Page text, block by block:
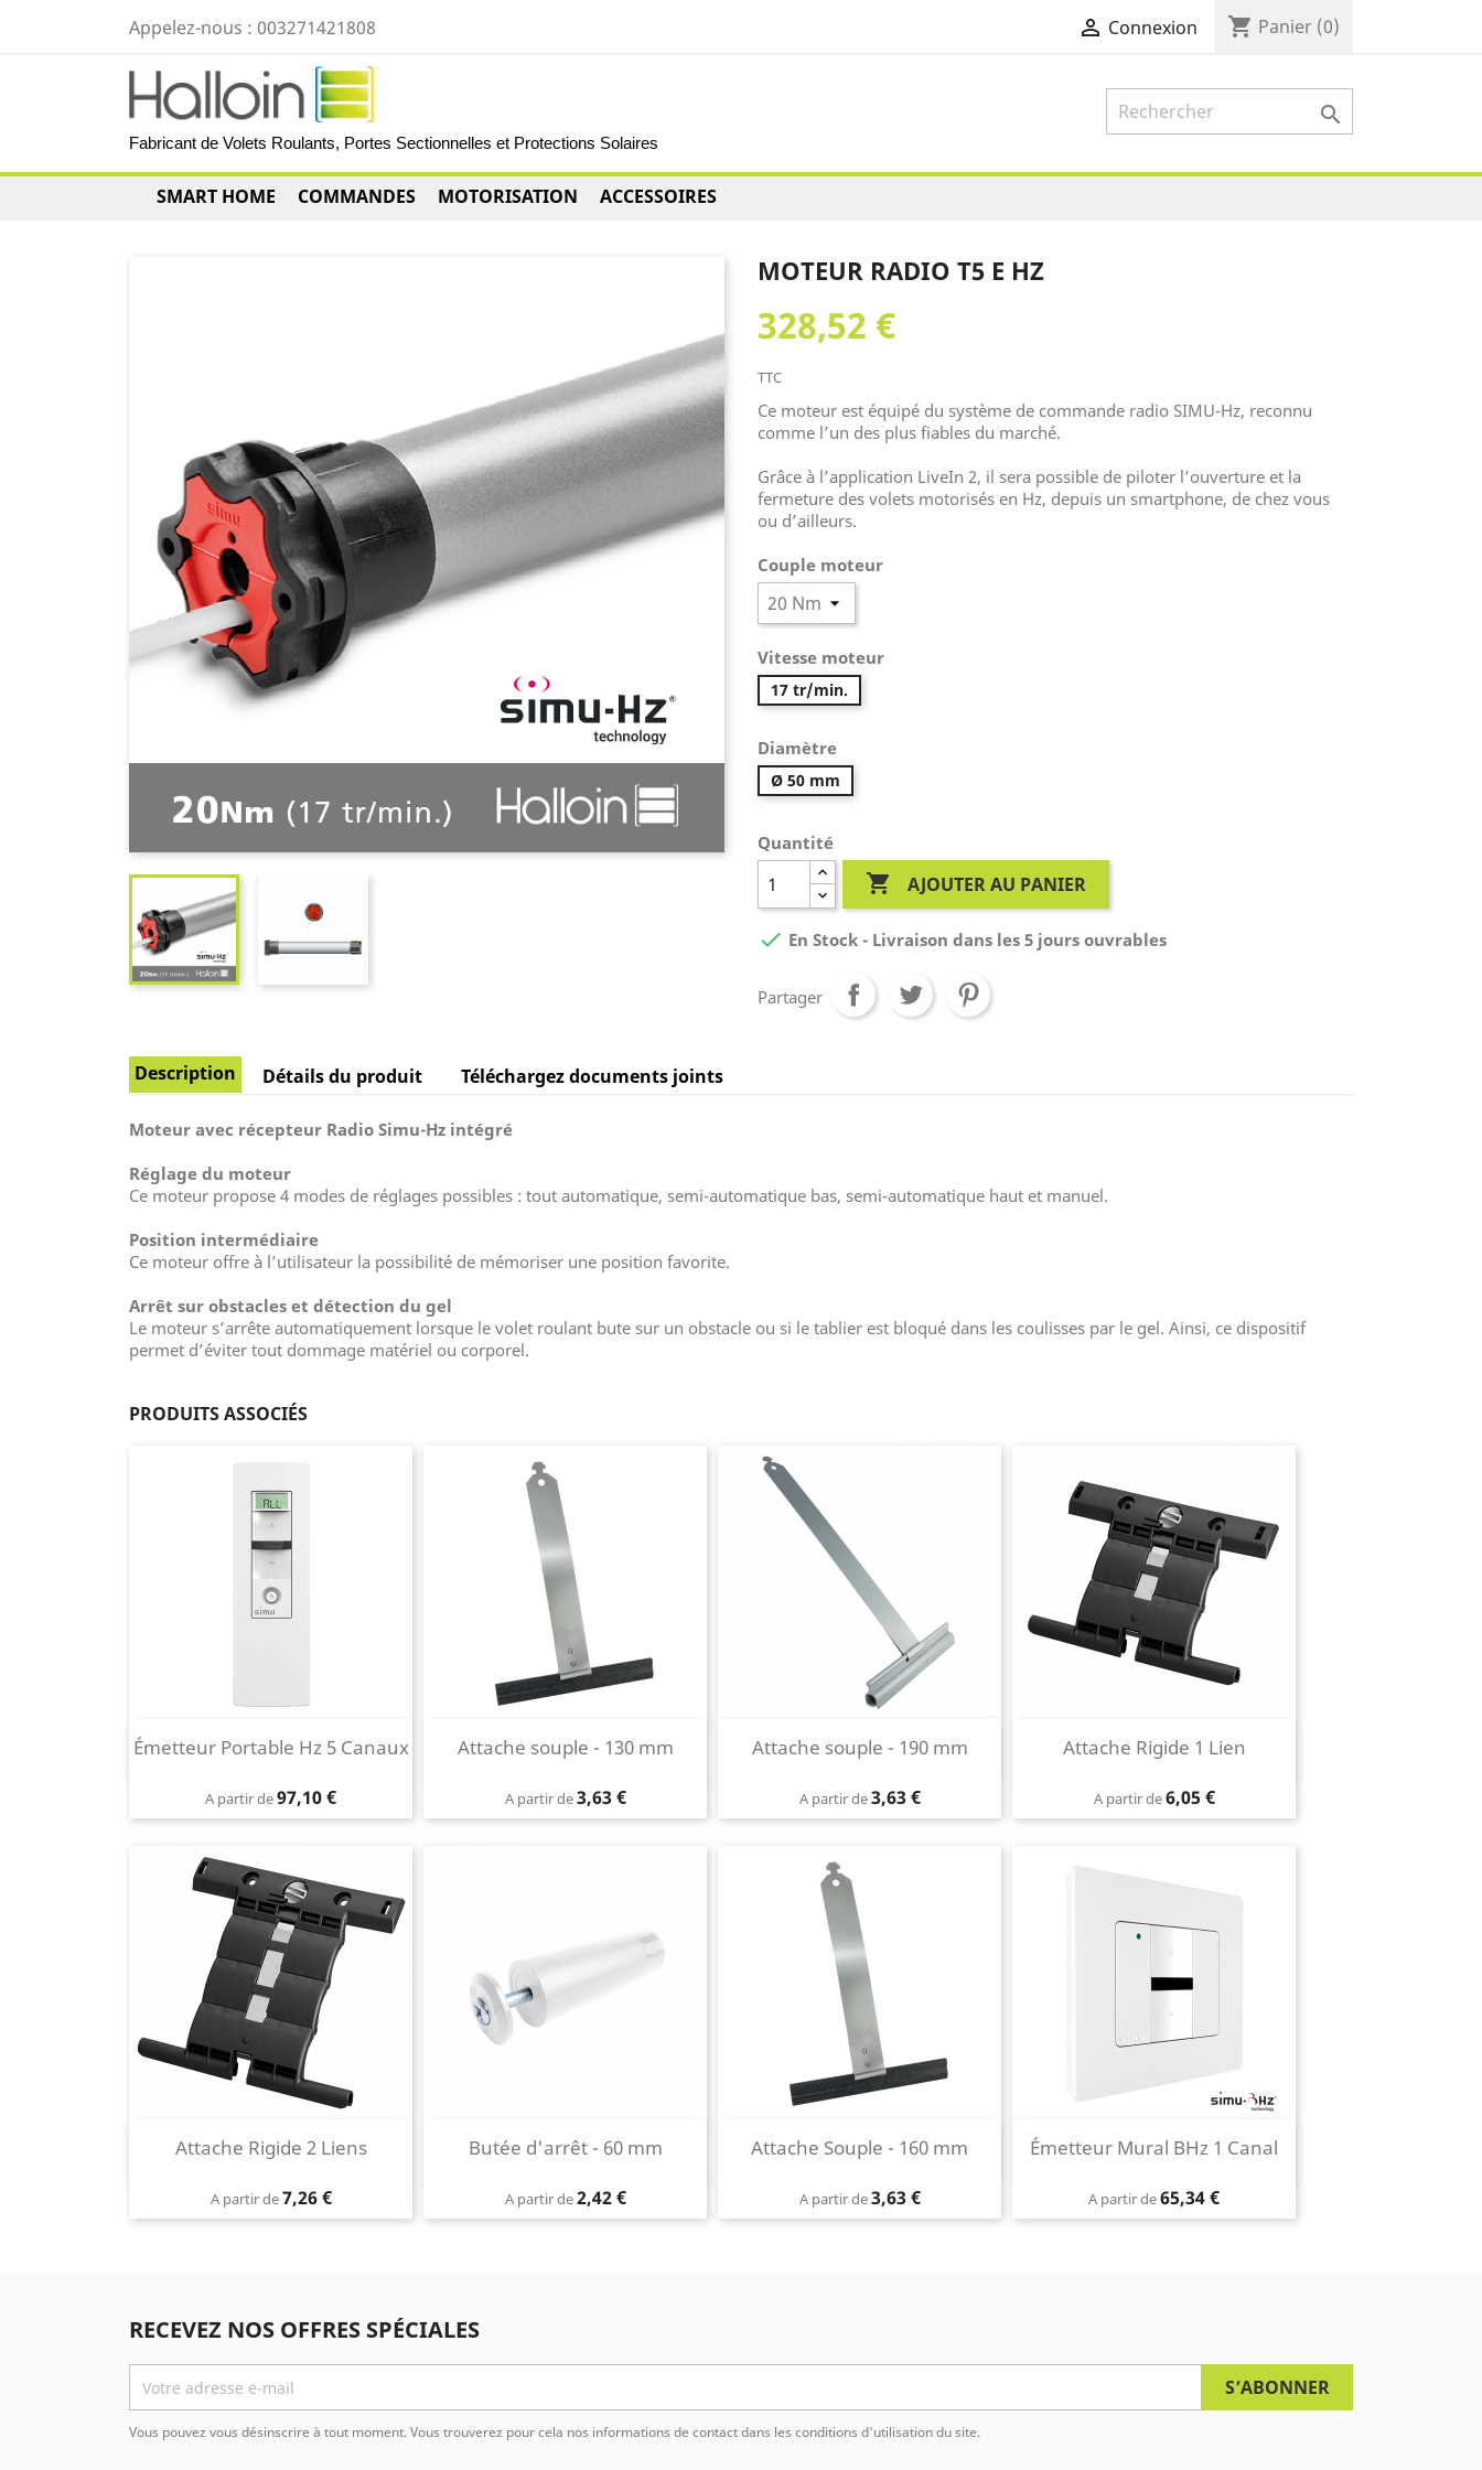
Appelez-nous : 003271421808  Connexion shopping_cart Panier (0)
Fabricant de Volets Roulants, Portes Sectionnelles et Protections Solaires

SMART HOME COMMANDES MOTORISATION ACCESSOIRES
MOTEUR RADIO T5 E HZ
328,52 €
TTC
Ce moteur est équipé du système de commande radio SIMU-Hz, reconnu
comme l’un des plus fiables du marché.
Grâce à l’application LiveIn 2, il sera possible de piloter l’ouverture et la
fermeture des volets motorisés en Hz, depuis un smartphone, de chez vous
ou d’ailleurs.
Couple moteur
Vitesse moteur
17 tr/min.
Diamètre
Ø 50 mm
Quantité
 AJOUTER AU PANIER
 En Stock - Livraison dans les 5 jours ouvrables
Partager
Description Détails du produit Téléchargez documents joints
Moteur avec récepteur Radio Simu-Hz intégré
Réglage du moteur
Ce moteur propose 4 modes de réglages possibles : tout automatique, semi-automatique bas, semi-automatique haut et manuel.
Position intermédiaire
Ce moteur offre à l’utilisateur la possibilité de mémoriser une position favorite.
Arrêt sur obstacles et détection du gel
Le moteur s’arrête automatiquement lorsque le volet roulant bute sur un obstacle ou si le tablier est bloqué dans les coulisses par le gel. Ainsi, ce dispositif
permet d’éviter tout dommage matériel ou corporel.
PRODUITS ASSOCIÉS
Émetteur Portable Hz 5 Canaux
A partir dePrix
97,10 €
Aperçu rapide
Attache souple - 130 mm
A partir dePrix
3,63 €
Aperçu rapide Attache souple - 190 mm
A partir dePrix
3,63 €
Aperçu rapide Attache Rigide 1 Lien
A partir dePrix
6,05 €
Aperçu rapide
Attache Rigide 2 Liens
A partir dePrix
7,26 €
Aperçu rapide Butée d'arrêt - 60 mm
A partir dePrix
2,42 €
Aperçu rapide
Attache Souple - 160 mm
A partir dePrix
3,63 €
Aperçu rapide Émetteur Mural BHz 1 Canal
A partir dePrix
65,34 €
Aperçu rapide
RECEVEZ NOS OFFRES SPÉCIALES
Vous pouvez vous désinscrire à tout moment. Vous trouverez pour cela nos informations de contact dans les conditions d'utilisation du site.